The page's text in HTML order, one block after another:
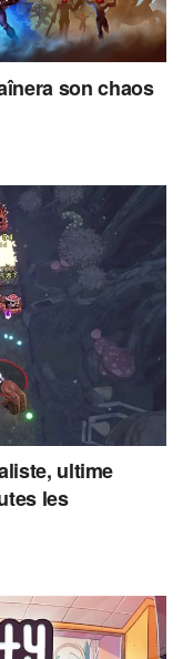
son chaos
ultime
les